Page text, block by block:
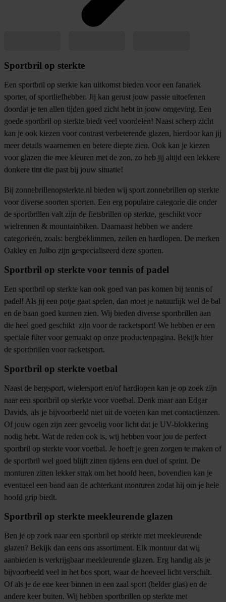
Sportbril op sterkte
Een sportbril op sterkte kan uitkomst bieden voor een fanatiek
sporter, of sportliefhebber. Jij kan gerust jouw passie uitoefenen
doordat je ten allen tijden goed zicht hebt in jouw omgeving. Een
goede sportbril op sterkte biedt veel voordelen! Naast scherp zicht
kan je ook kiezen voor contrast verbeterende glazen, hierdoor kan jij
meer details waarnemen en betere diepte zien. Ook kan je kiezen
voor glazen die mee kleuren met de zon, zo heb jij altijd een lekkere
donkere tint die past bij jouw situatie!
Bij zonnebrillenopsterkte.nl bieden wij sport zonnebrillen op sterkte
voor diverse soorten sporten. Een erg populaire categorie die onder
de sportbrillen valt zijn de fietsbrillen op sterkte, geschikt voor
wielrennen & mountainbiken. Daarnaast hebben we andere
categorieën, zoals: bergbeklimmen, zeilen en hardlopen. De merken
Oakley en Julbo zijn gespecialiseerd deze sporten.
Sportbril op sterkte voor tennis of padel
Een sportbril op sterkte kan ook goed van pas komen bij tennis of
padel! Als jij een potje gaat spelen, dan moet je natuurlijk wel de bal
en de baan goed kunnen zien. Wij bieden diverse sportbrillen aan
die heel goed geschikt zijn voor de racketsport! We hebben er een
speciale filter voor gemaakt op onze productenpagina. Bekijk hier
de sportbrillen voor racketsport.
Sportbril op sterkte voetbal
Naast de bergsport, wielersport en/of hardlopen kan je op zoek zijn
naar een sportbril op sterkte voor voetbal. Denk maar aan Edgar
Davids, als je bijvoorbeeld niet uit de voeten kan met contactlenzen.
Of jouw ogen zijn zeer gevoelig voor licht dat je UV-blokkering
nodig hebt. Wat de reden ook is, wij hebben voor jou de perfect
sportbril op sterkte voor voetbal. Je hoeft je geen zorgen te maken of
de sportbril wel goed blijft zitten tijdens een duel of sprint. De
monturen zitten lekker strak om het hoofd heen, bovendien kan je
eventueel een band aan de achterkant monturen zodat hij om je hele
hoofd grip biedt.
Sportbril op sterkte meekleurende glazen
Ben je op zoek naar een sportbril op sterkte met meekleurende
glazen? Bekijk dan eens ons assortiment. Elk montuur dat wij
aanbieden is verkrijgbaar meekleurende glazen. Erg handig als je
bijvoorbeeld veel in het bos sport, waar de hoeveel licht verschilt.
Of als je de ene keer binnen in een zaal sport (helder glas) en de
andere keer buiten. Wij hebben sportbrillen op sterkte met